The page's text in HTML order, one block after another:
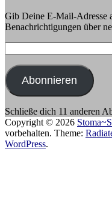
Gib Deine E-Mail-Adresse
Benachrichtigungen über
Mail-
Adresse:
Abonnieren
Schließe dich 11 anderen
Copyright © 2026
vorbehalten. Theme:
WordPress.